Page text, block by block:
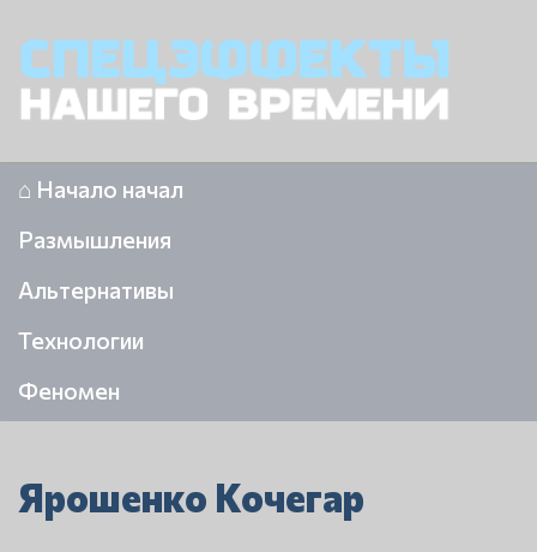
⌂ Начало начал
Размышления
Альтернативы
Технологии
Феномен
Ярошенко Кочегар